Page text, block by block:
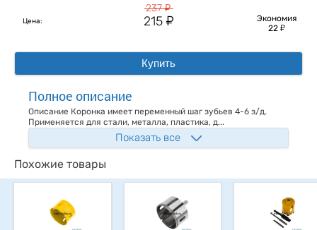
Цена:
237у
215 у
Экономия
22у
Купить
Полное описание
Описание Коронка имеет переменный шаг зубьев 4-6 з/д.
Применяется для стали, металла, пластика, д...
Показать все
Похожие товары